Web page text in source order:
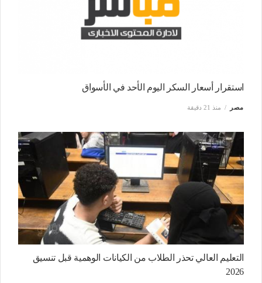
استقرار أسعار السكر اليوم الأحد في الأسواق
مصر منذ 21 دقيقة
التعليم العالي تحذر الطلاب من الكيانات الوهمية قبل تنسيق
2026